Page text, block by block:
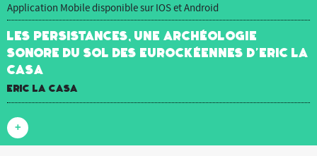
Application Mobile disponible sur IOS et Android
Les Persistances, une archéologie
sonore du sol des Eurockéennes d’Eric La
Casa
Eric La Casa
+